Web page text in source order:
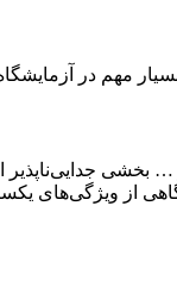
مهم در
جدایی‌ناپذیر
از ویژگی‌های